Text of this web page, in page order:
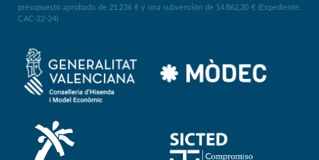
presupuesto aprobado de 21.236 € y una subvención de 14.862,20 € (Expediente:
CAC-22-24)